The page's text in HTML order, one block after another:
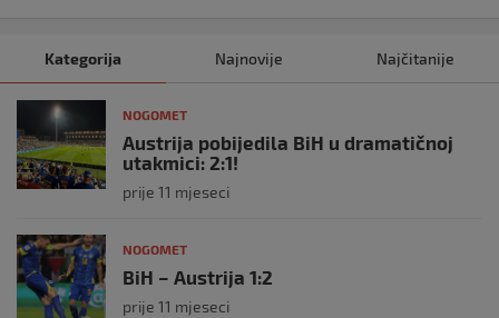
Kategorija Najnovije Najčitanije
NOGOMET
Austrija pobijedila BiH u dramatičnoj
utakmici: 2:1!
prije 11 mjeseci
NOGOMET
BiH – Austrija 1:2
prije 11 mjeseci